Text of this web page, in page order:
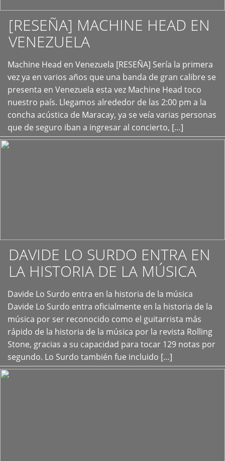
[RESEÑA] MACHINE HEAD EN
VENEZUELA
Machine Head en Venezuela [RESEÑA] Sería la primera
vez ya en varios años que una banda de gran calibre se
presenta en Venezuela esta vez Machine Head toco
nuestro país. Llegamos alrededor de las 2:00 pm a la
concha acústica de Maracay, ya se veía varias personas
que de seguro iban a ingresar al concierto, […]
+
DAVIDE LO SURDO ENTRA EN
LA HISTORIA DE LA MÚSICA
Davide Lo Surdo entra en la historia de la música
Davide Lo Surdo entra oficialmente en la historia de la
música por ser reconocido como el guitarrista más
rápido de la historia de la música por la revista Rolling
Stone, gracias a su capacidad para tocar 129 notas por
segundo. Lo Surdo también fue incluido […]
+